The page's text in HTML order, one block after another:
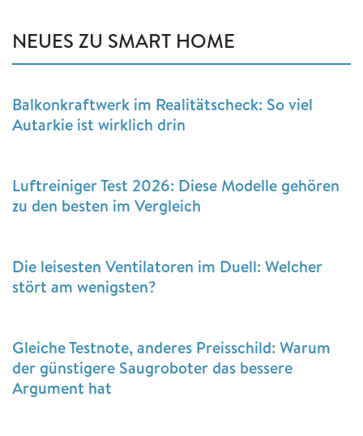
NEUES ZU SMART HOME
Balkonkraftwerk im Realitätscheck: So viel
Autarkie ist wirklich drin
Luftreiniger Test 2026: Diese Modelle gehören
zu den besten im Vergleich
Die leisesten Ventilatoren im Duell: Welcher
stört am wenigsten?
Gleiche Testnote, anderes Preisschild: Warum
der günstigere Saugroboter das bessere
Argument hat